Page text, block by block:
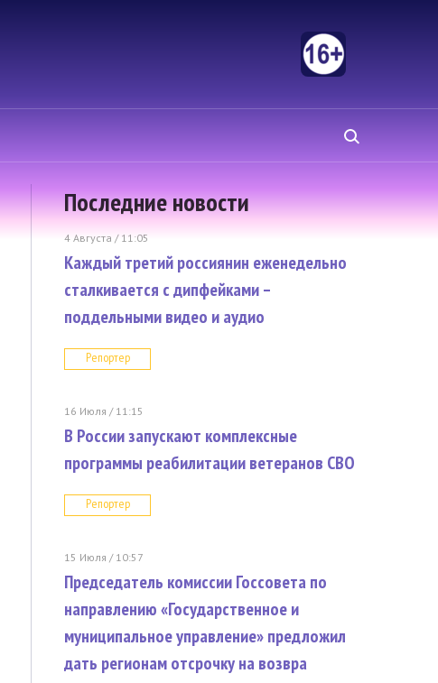
Последние новости
4 Августа / 11:05
Каждый третий россиянин еженедельно
сталкивается с дипфейками –
поддельными видео и аудио
Репортер
16 Июля / 11:15
В России запускают комплексные
программы реабилитации ветеранов СВО
Репортер
15 Июля / 10:57
Председатель комиссии Госсовета по
направлению «Государственное и
муниципальное управление» предложил
дать регионам отсрочку на возвра